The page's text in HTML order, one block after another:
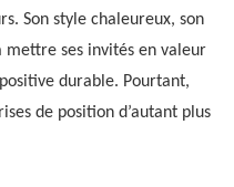
Son style chaleureux, son
mettre ses invités en valeur
durable. Pourtant,
de position d’autant plus